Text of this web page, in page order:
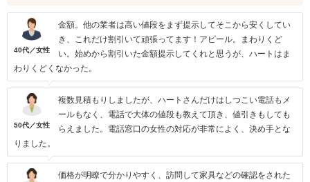
40代／女性
金額。他の業者は高い値段をまず提示してそこから安くしてい
き、これだけ割引いて頑張ってます！アピール。まわりくど
い。始めから割引いた金額提示してくれと思うが、ハートはま
わりくどくなかった。
50代／女性
複数見積もりしましたが、ハートさんだけはしつこい電話もメ
ールもなく、電話で大体の値段も教えて頂き、値引きもしても
らえました。電話窓口の女性の対応が非常によく、決め手とな
りました。
価格が明瞭で分かりやすく、訪問して家具などの確認をされた